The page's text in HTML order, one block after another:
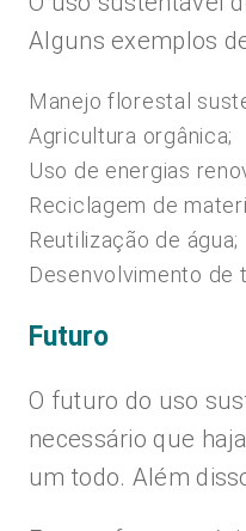
Alguns exemplos
Manejo florestal
Agricultura orgânica;
Uso de energias
Reciclagem de
Reutilização de água;
Desenvolvimento de
Futuro
O futuro do uso
necessário que
um todo. Além